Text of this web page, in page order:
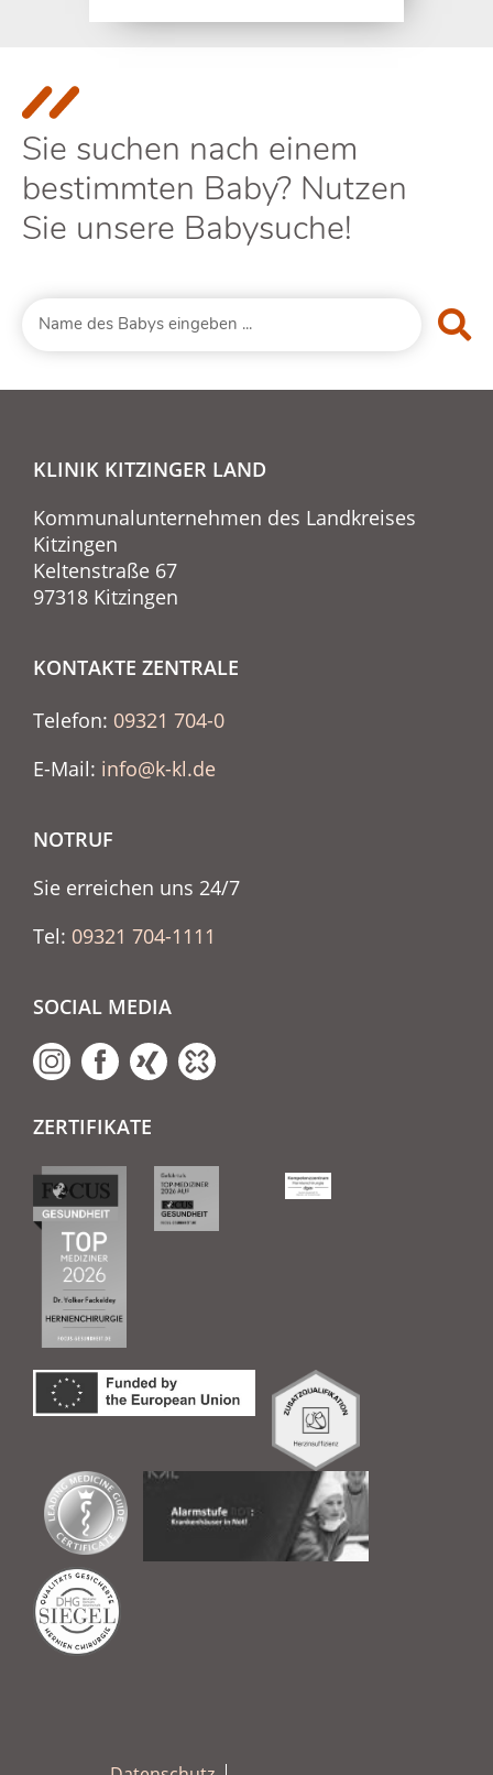
Sie suchen nach einem
bestimmten Baby? Nutzen
Sie unsere Babysuche!
KLINIK KITZINGER LAND
Kommunalunternehmen des Landkreises
Kitzingen
Keltenstraße 67
97318 Kitzingen
KONTAKTE ZENTRALE
Telefon: 09321 704-0
E-Mail: info@k-kl.de
NOTRUF
Sie erreichen uns 24/7
Tel: 09321 704-1111
SOCIAL MEDIA
ZERTIFIKATE